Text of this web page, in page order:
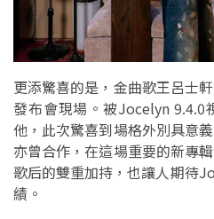
更添驚喜的是，金曲歌王呂士
發布會現場。被Jocelyn 9.4.0
他，此次驚喜到場格外別具意
亦曾合作，在這場重要的新專
歌后的雙重加持，也讓人期待
績。